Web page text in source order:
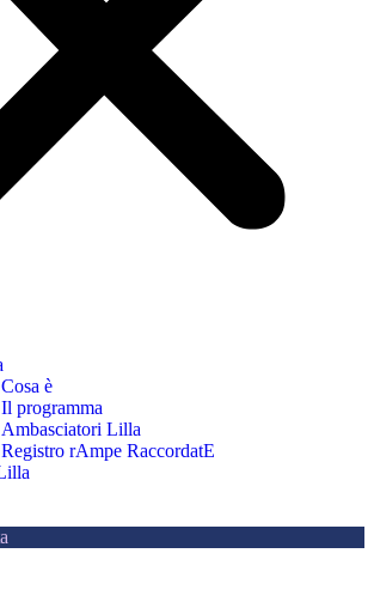
Cosa è
Il programma
Ambasciatori Lilla
Registro rAmpe RaccordatE